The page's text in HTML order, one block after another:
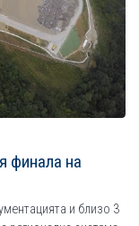
финала на
и близо 3